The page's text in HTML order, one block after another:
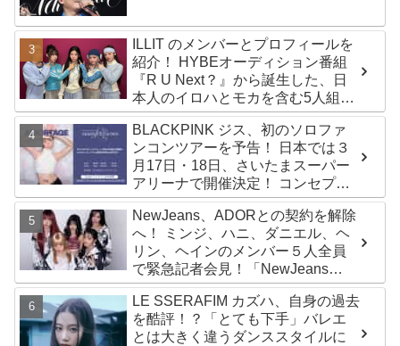
ILLIT のメンバーとプロフィールを
紹介！ HYBEオーディション番組
『R U Next？』から誕生した、日
本人のイロハとモカを含む5人組ガ
ールズグループ！ デビュー曲
「Magnetic」がいきなりの大ヒッ
ト
BLACKPINK ジス、初のソロファ
ンコンツアーを予告！ 日本では３
月17日・18日、さいたまスーパー
アリーナで開催決定！ コンセプト
は“愛のカケラ”！？ 14日には新ア
ルバム『AMORTAGE』もリリース
NewJeans、ADORとの契約を解除
へ！ ミンジ、ハニ、ダニエル、ヘ
リン、ヘインのメンバー５人全員
で緊急記者会見！「NewJeans
never dies!」と微笑みの宣言！
ADOR側、2029年まで契約有効と
主張
LE SSERAFIM カズハ、自身の過去
を酷評！？「とても下手」バレエ
とは大きく違うダンススタイルに